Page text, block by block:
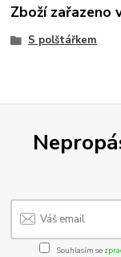
Zboží zařazeno
S polštářkem
Souhlasím se